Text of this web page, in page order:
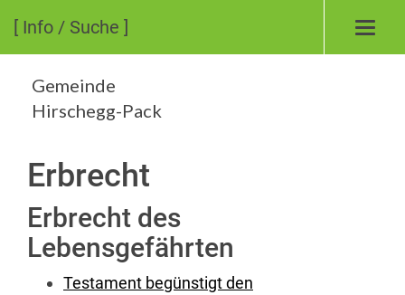
[ Info / Suche ]
Gemeinde
Hirschegg-Pack
Erbrecht
Erbrecht des
Lebensgefährten
Testament begünstigt den